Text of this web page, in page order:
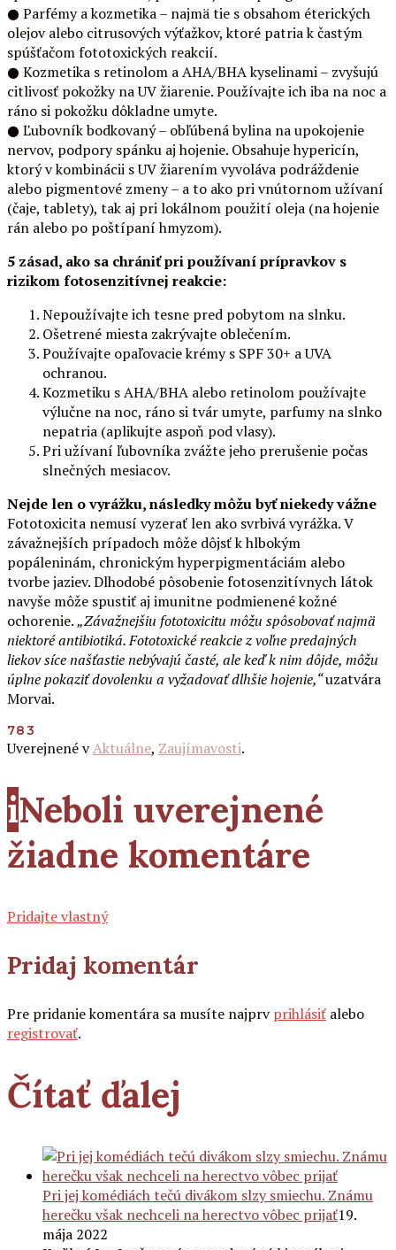
● Parfémy a kozmetika – najmä tie s obsahom éterických
olejov alebo citrusových výťažkov, ktoré patria k častým
spúšťačom fototoxických reakcií.
● Kozmetika s retinolom a AHA/BHA kyselinami – zvyšujú
citlivosť pokožky na UV žiarenie. Používajte ich iba na noc a
ráno si pokožku dôkladne umyte.
● Ľubovník bodkovaný – obľúbená bylina na upokojenie
nervov, podpory spánku aj hojenie. Obsahuje hypericín,
ktorý v kombinácii s UV žiarením vyvoláva podráždenie
alebo pigmentové zmeny – a to ako pri vnútornom užívaní
(čaje, tablety), tak aj pri lokálnom použití oleja (na hojenie
rán alebo po poštípaní hmyzom).
5 zásad, ako sa chrániť pri používaní prípravkov s
rizikom fotosenzitívnej reakcie:
Nepoužívajte ich tesne pred pobytom na slnku.
Ošetrené miesta zakrývajte oblečením.
Používajte opaľovacie krémy s SPF 30+ a UVA
ochranou.
Kozmetiku s AHA/BHA alebo retinolom používajte
výlučne na noc, ráno si tvár umyte, parfumy na slnko
nepatria (aplikujte aspoň pod vlasy).
Pri užívaní ľubovníka zvážte jeho prerušenie počas
slnečných mesiacov.
Nejde len o vyrážku, následky môžu byť niekedy vážne
Fototoxicita nemusí vyzerať len ako svrbivá vyrážka. V
závažnejších prípadoch môže dôjsť k hlbokým
popáleninám, chronickým hyperpigmentáciám alebo
tvorbe jaziev. Dlhodobé pôsobenie fotosenzitívnych látok
navyše môže spustiť aj imunitne podmienené kožné
ochorenie.„Závažnejšiu fototoxicitu môžu spôsobovať najmä
niektoré antibiotiká. Fototoxické reakcie z voľne predajných
liekov síce našťastie nebývajú časté, ale keď k nim dôjde, môžu
úplne pokaziť dovolenku a vyžadovať dlhšie hojenie,“uzatvára
Morvai.
783
Uverejnené vAktuálne, Zaujímavosti.
iNeboli uverejnené
žiadne komentáre
Pridajte vlastný
Pridaj komentár
Pre pridanie komentára sa musíte najprvprihlásiť alebo
registrovať.
Čítať ďalej
Pri jej komédiách tečú divákom slzy smiechu. Známu
herečku však nechceli na herectvo vôbec prijať19.
mája 2022